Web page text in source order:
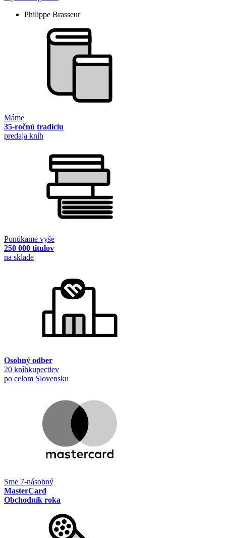
Philippe Brasseur
Máme
35-ročnú tradíciu
predaja kníh
Ponúkame vyše
250 000 titulov
na sklade
Osobný odber
20 kníhkupectiev
po celom Slovensku
Sme 7-násobný
MasterCard
Obchodník roka